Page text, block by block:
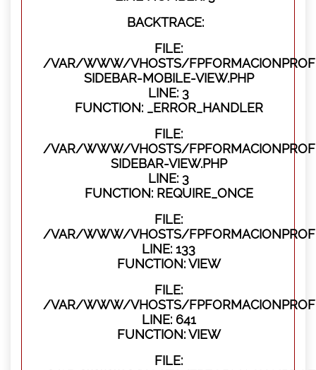
BACKTRACE:
FILE:
/VAR/WWW/VHOSTS/
SIDEBAR-MOBILE-VIEW.PHP
LINE: 3
FUNCTION: _ERROR_HANDLER
FILE:
/VAR/WWW/VHOSTS/
SIDEBAR-VIEW.PHP
LINE: 3
FUNCTION: REQUIRE_ONCE
FILE:
/VAR/WWW/VHOSTS/
LINE: 133
FUNCTION: VIEW
FILE:
/VAR/WWW/VHOSTS/
LINE: 641
FUNCTION: VIEW
FILE: